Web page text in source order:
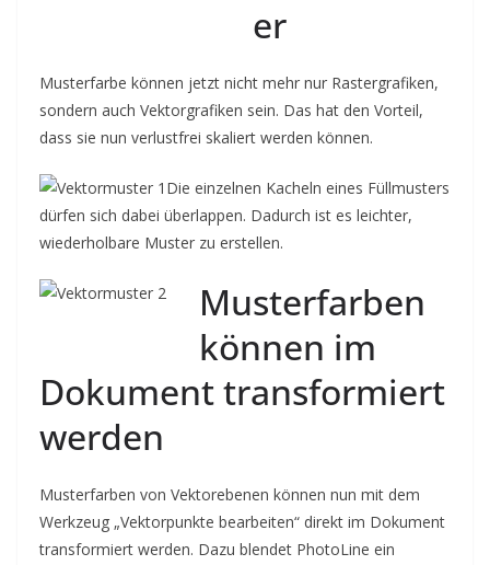
er
Musterfarbe können jetzt nicht mehr nur Rastergrafiken,
sondern auch Vektorgrafiken sein. Das hat den Vorteil,
dass sie nun verlustfrei skaliert werden können.
Die einzelnen Kacheln eines Füllmusters
dürfen sich dabei überlappen. Dadurch ist es leichter,
wiederholbare Muster zu erstellen.
Musterfarben
können im
Dokument transformiert
werden
Musterfarben von Vektorebenen können nun mit dem
Werkzeug „Vektorpunkte bearbeiten“ direkt im Dokument
transformiert werden. Dazu blendet PhotoLine ein